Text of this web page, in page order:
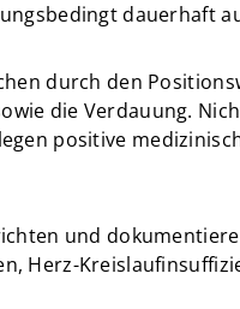
dauerhaft
durch den
die Verdauung.
positive
und